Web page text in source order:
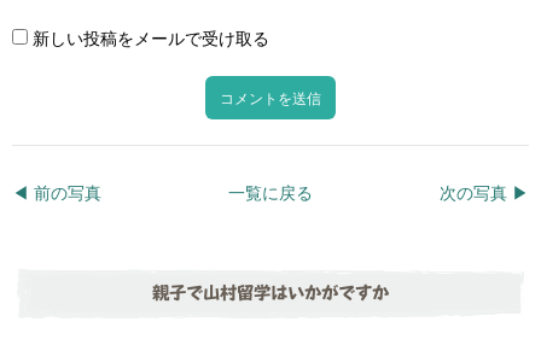
新しい投稿をメールで受け取る
◀︎ 前の写真 次の写真 ▶︎
一覧に戻る
親子で山村留学はいかがですか